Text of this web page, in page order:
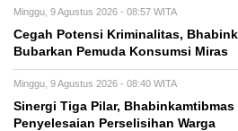
Minggu, 9 Agustus 2026 - 08:57 WITA
Cegah Potensi Kriminalitas,
Bubarkan Pemuda Konsumsi Miras
Minggu, 9 Agustus 2026 - 08:40 WITA
Sinergi Tiga Pilar,
Penyelesaian Perselisihan Warga